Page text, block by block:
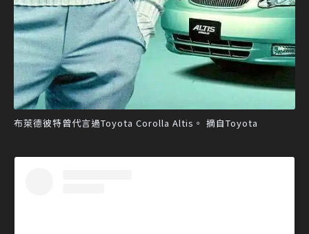
布萊德彼特曾代言過Toyota Corolla Altis。 摘自Toyota